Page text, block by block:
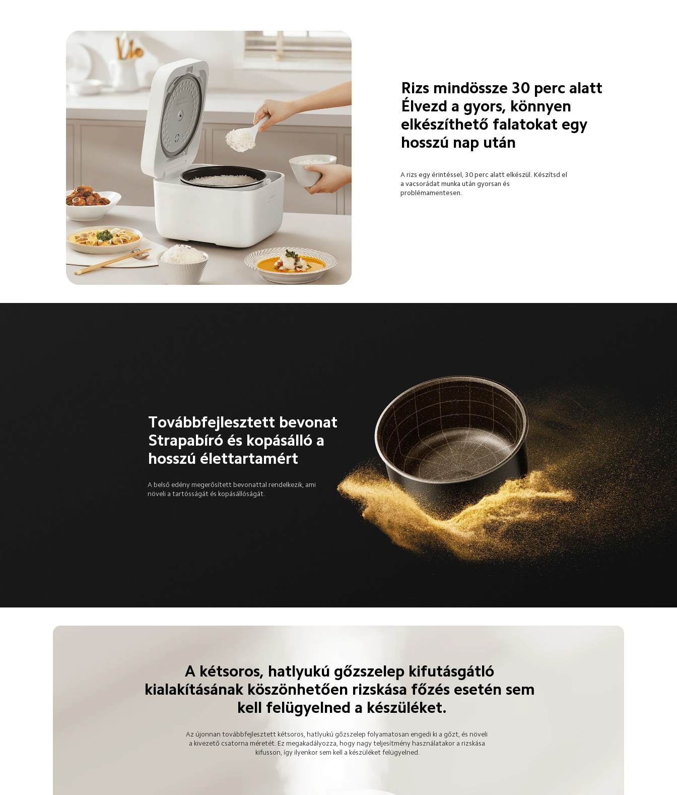
Rizs mindössze 30 perc alatt
Élvezd a gyors, könnyen
elkészíthető falatokat egy
hosszú nap után
A rizs egy érintéssel, 30 perc alatt elkészül. Készítsd el
a vacsorádat munka után gyorsan és
problémamentesen.
Továbbfejlesztett bevonat
Strapabíró és kopásálló a
hosszú élettartamért
A belső edény megerősített bevonattal rendelkezik, ami
növeli a tartósságát és kopásállóságát.
A kétsoros, hatlyukú gőzszelep kifutásgátló
kialakításának köszönhetően rizskása főzés esetén sem
kell felügyelned a készüléket.
Az újonnan továbbfejlesztett kétsoros, hatlyukú gőzszelep folyamatosan engedi ki a gőzt, és növeli
a kivezető csatorna méretét. Ez megakadályozza, hogy nagy teljesítmény használatakor a rizskása
kifusson, így ilyenkor sem kell a készüléket felügyelned.